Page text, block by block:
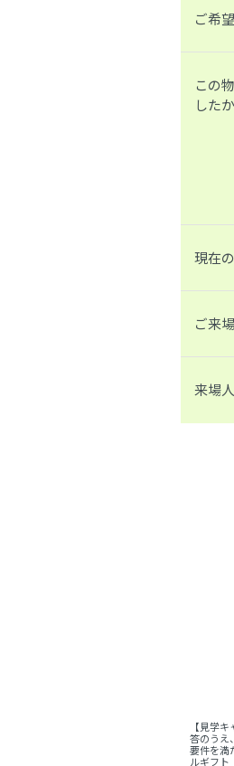
ご希
この
した
現在
ご来
来場
【見学
答のうえ
要件を満
ルギフ